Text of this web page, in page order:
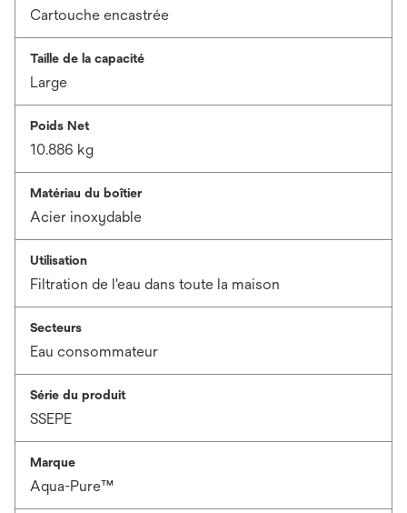
Cartouche encastrée
Taille de la capacité
Large
Poids Net
10.886 kg
Matériau du boîtier
Acier inoxydable
Utilisation
Filtration de l'eau dans toute la maison
Secteurs
Eau consommateur
Série du produit
SSEPE
Marque
Aqua-Pure™